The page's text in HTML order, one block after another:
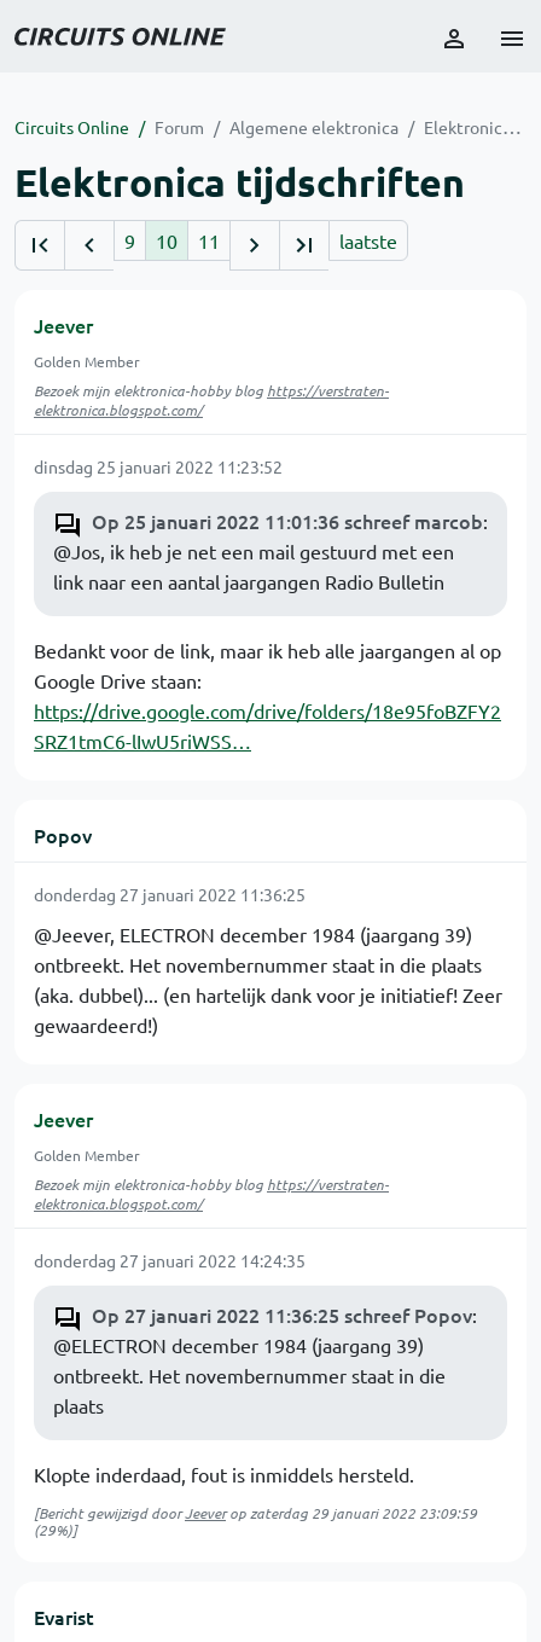
Circuits Online Forum Algemene elektronica Elektronica tijdschriften
Elektronica tijdschriften
9 10 11 laatste
Jeever
Golden Member
Bezoek mijn elektronica-hobby blog https://verstraten-
elektronica.blogspot.com/
dinsdag 25 januari 2022 11:23:52
Op 25 januari 2022 11:01:36 schreef marcob:
@Jos, ik heb je net een mail gestuurd met een
link naar een aantal jaargangen Radio Bulletin
Bedankt voor de link, maar ik heb alle jaargangen al op
Google Drive staan:
https://drive.google.com/drive/folders/18e95foBZFY2
SRZ1tmC6-lIwU5riWSS…
Popov
donderdag 27 januari 2022 11:36:25
@Jeever, ELECTRON december 1984 (jaargang 39)
ontbreekt. Het novembernummer staat in die plaats
(aka. dubbel)... (en hartelijk dank voor je initiatief! Zeer
gewaardeerd!)
Jeever
Golden Member
Bezoek mijn elektronica-hobby blog https://verstraten-
elektronica.blogspot.com/
donderdag 27 januari 2022 14:24:35
Op 27 januari 2022 11:36:25 schreef Popov:
@ELECTRON december 1984 (jaargang 39)
ontbreekt. Het novembernummer staat in die
plaats
Klopte inderdaad, fout is inmiddels hersteld.
[Bericht gewijzigd doorJeeverop zaterdag 29 januari 2022 23:09:59
(29%)]
Evarist